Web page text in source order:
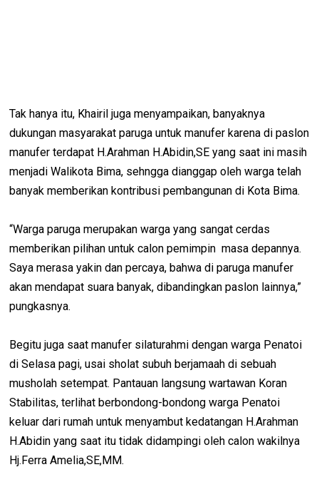
Tak hanya itu, Khairil juga menyampaikan, banyaknya
dukungan masyarakat paruga untuk manufer karena di paslon
manufer terdapat H.Arahman H.Abidin,SE yang saat ini masih
menjadi Walikota Bima, sehngga dianggap oleh warga telah
banyak memberikan kontribusi pembangunan di Kota Bima.
“Warga paruga merupakan warga yang sangat cerdas
memberikan pilihan untuk calon pemimpin masa depannya.
Saya merasa yakin dan percaya, bahwa di paruga manufer
akan mendapat suara banyak, dibandingkan paslon lainnya,”
pungkasnya.
Begitu juga saat manufer silaturahmi dengan warga Penatoi
di Selasa pagi, usai sholat subuh berjamaah di sebuah
musholah setempat. Pantauan langsung wartawan Koran
Stabilitas, terlihat berbondong-bondong warga Penatoi
keluar dari rumah untuk menyambut kedatangan H.Arahman
H.Abidin yang saat itu tidak didampingi oleh calon wakilnya
Hj.Ferra Amelia,SE,MM.